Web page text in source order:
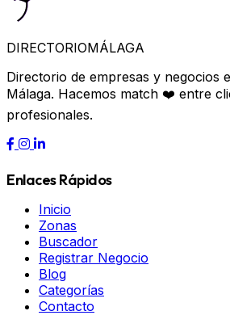
DIRECTORIOMÁLAGA
Directorio de empresas y negocios
Málaga. Hacemos match ❤️ entre
profesionales.
Enlaces Rápidos
Inicio
Zonas
Buscador
Registrar Negocio
Blog
Categorías
Contacto